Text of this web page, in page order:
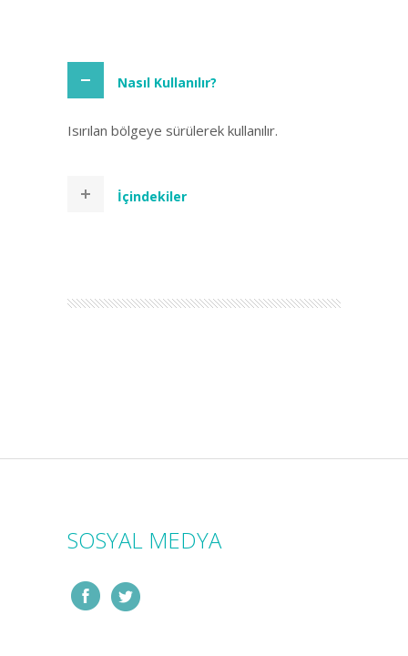
Nasıl Kullanılır?
Isırılan bölgeye sürülerek kullanılır.
İçindekiler
SOSYAL MEDYA